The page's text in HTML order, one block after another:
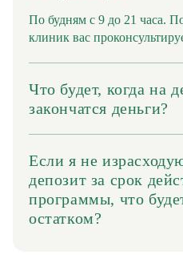
По будням с 9 до 21 часа.
клиник вас
Что будет, когда на
закончатся деньги?
Если я не
депозит за срок
программы, что
остатком?